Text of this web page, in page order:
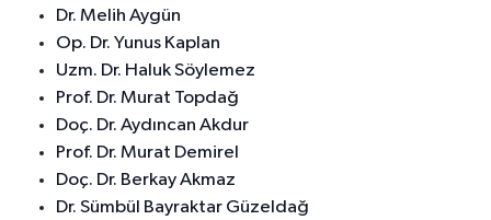
Dr. Melih Aygün
Op. Dr. Yunus Kaplan
Uzm. Dr. Haluk Söylemez
Prof. Dr. Murat Topdağ
Doç. Dr. Aydıncan Akdur
Prof. Dr. Murat Demirel
Doç. Dr. Berkay Akmaz
Dr. Sümbül Bayraktar Güzeldağ